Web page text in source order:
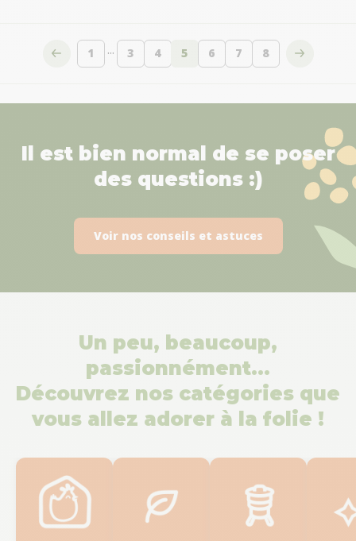
Page
1 ...
Page
3 Page
4 Vous lisez actuellement la
5 Page
6 Page
7 Page
8
Il est bien normal de se poser
des questions :)
Voir nos conseils et astuces
Un peu, beaucoup,
passionnément…
Découvrez nos catégories que
vous allez adorer à la folie !